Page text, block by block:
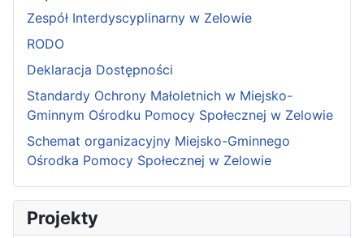
Zespół Interdyscyplinarny w Zelowie
RODO
Deklaracja Dostępności
Standardy Ochrony Małoletnich w Miejsko-
Gminnym Ośrodku Pomocy Społecznej w Zelowie
Schemat organizacyjny Miejsko-Gminnego
Ośrodka Pomocy Społecznej w Zelowie
Projekty